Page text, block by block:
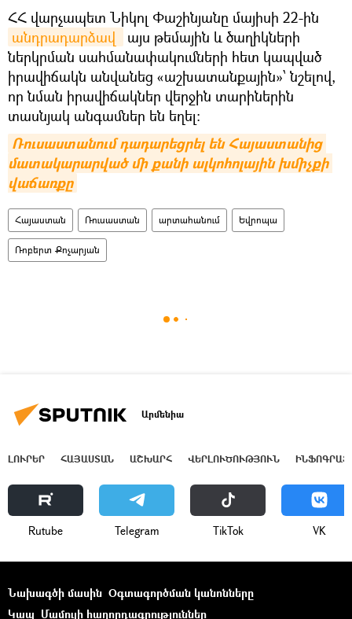
ՀՀ վարչապետ Նիկոլ Փաշինյանը մայիսի 22-ին
անդրադարձավ
այս թեմային և ծաղիկների
ներկրման սահմանափակումների հետ կապված
իրավիճակն անվանեց «աշխատանքային»՝ նշելով,
որ նման իրավիճակներ վերջին տարիներին
տասնյակ անգամներ են եղել։
Ռուսաստանում դադարեցրել են Հայաստանից
մատակարարված մի քանի ալկոհոլային խմիչքի
վաճառքը
Հայաստան Ռուսաստան արտահանում Եվրոպա
Ռոբերտ Քոչարյան
Արմենիա
ԼՈՒՐԵՐ ՀԱՅԱՍՏԱՆ ԱՇԽԱՐՀ ՎԵՐԼՈՒԾՈՒԹՅՈՒՆ
Rutube Telegram ТikТоk VK
Նախագծի մասին Օգտագործման կանոնները
Կապ Մամուլի հաղորդագրություններ